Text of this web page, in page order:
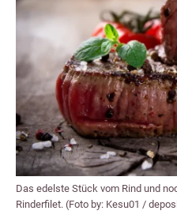
Das edelste Stück vom Rind und
Rinderfilet. (Foto by: Kesu01 /